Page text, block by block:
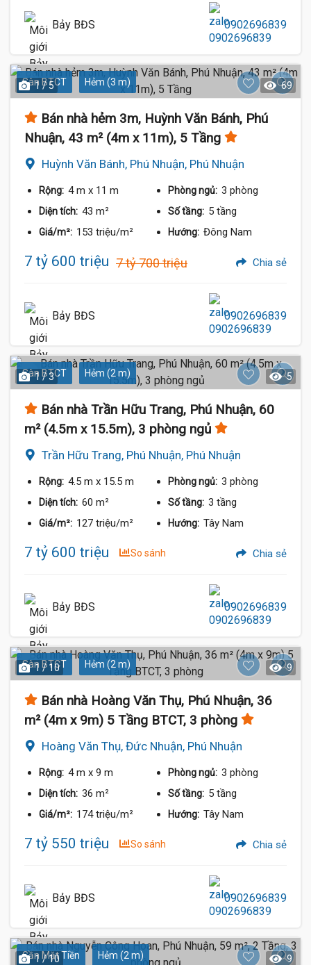
Bảy BĐS 0902696839
Sàn BTCT Hẻm (3 m)
1 / 5 69
Bán nhà hẻm 3m, Huỳnh Văn Bánh, Phú
Nhuận, 43 m² (4m x 11m), 5 Tầng
Huỳnh Văn Bánh, Phú Nhuận, Phú Nhuận
Rộng: 4 m x 11 m Phòng ngủ: 3 phòng
Diện tích: 43 m² Số tầng: 5 tầng
Giá/m²: 153 triệu/m² Hướng: Đông Nam
7 tỷ 600 triệu 7 tỷ 700 triệu Chia sẻ
Bảy BĐS 0902696839
Sàn BTCT Hẻm (2 m)
1 / 3 5
Bán nhà Trần Hữu Trang, Phú Nhuận, 60
m² (4.5m x 15.5m), 3 phòng ngủ
Trần Hữu Trang, Phú Nhuận, Phú Nhuận
Rộng: 4.5 m x 15.5 m Phòng ngủ: 3 phòng
Diện tích: 60 m² Số tầng: 3 tầng
Giá/m²: 127 triệu/m² Hướng: Tây Nam
7 tỷ 600 triệu So sánh Chia sẻ
Bảy BĐS 0902696839
Sàn BTCT Hẻm (2 m)
1 / 10 9
Bán nhà Hoàng Văn Thụ, Phú Nhuận, 36
m² (4m x 9m) 5 Tầng BTCT, 3 phòng
Hoàng Văn Thụ, Đức Nhuận, Phú Nhuận
Rộng: 4 m x 9 m Phòng ngủ: 3 phòng
Diện tích: 36 m² Số tầng: 5 tầng
Giá/m²: 174 triệu/m² Hướng: Tây Nam
7 tỷ 550 triệu So sánh Chia sẻ
Bảy BĐS 0902696839
Gần Mặt Tiền Hẻm (2 m)
1 / 10 9